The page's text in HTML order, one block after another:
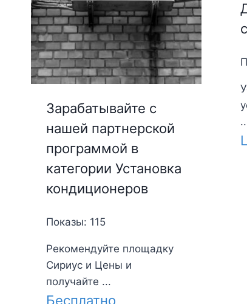
Зарабатывайте с
нашей партнерской
программой в
категории Установка
кондиционеров
Показы: 115
Рекомендуйте площадку
Сириус и Цены и
получайте ...
Бесплатно